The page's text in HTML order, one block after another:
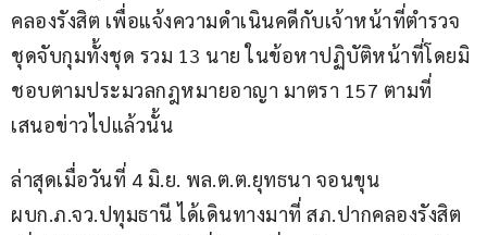
คลองรังสิต เพื่อแจ้งความดำเนินคดีกับเจ้าหน้าที่ตำรวจ
ชุดจับกุมทั้งชุด รวม 13 นาย ในข้อหาปฏิบัติหน้าที่โดยมิ
ชอบตามประมวลกฎหมายอาญา มาตรา 157 ตามที่
เสนอข่าวไปแล้วนั้น
ล่าสุดเมื่อวันที่ 4 มิ.ย. พล.ต.ต.ยุทธนา จอนขุน
ผบก.ภ.จว.ปทุมธานี ได้เดินทางมาที่ สภ.ปากคลองรังสิต